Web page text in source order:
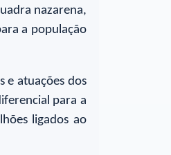
nazarena,
a população
e atuações dos
para a
ligados ao